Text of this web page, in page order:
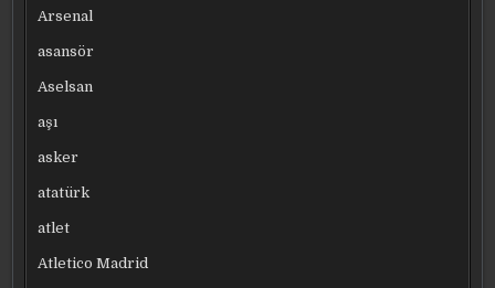
Arsenal
asansör
Aselsan
aşı
asker
atatürk
atlet
Atletico Madrid